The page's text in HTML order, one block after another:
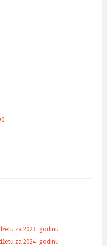
za 2023. godinu
za 2024. godinu